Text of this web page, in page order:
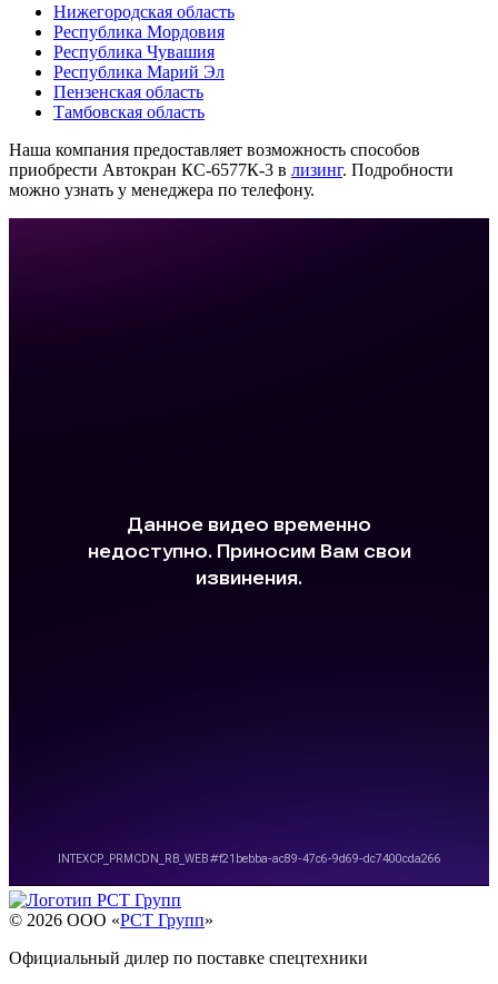
Нижегородская область
Республика Мордовия
Республика Чувашия
Республика Марий Эл
Пензенская область
Тамбовская область
Наша компания предоставляет возможность способов
приобрести Автокран КС-6577К-3 в лизинг. Подробности
можно узнать у менеджера по телефону.
© 2026 OOO «РСТ Групп»
Официальный дилер по поставке спецтехники